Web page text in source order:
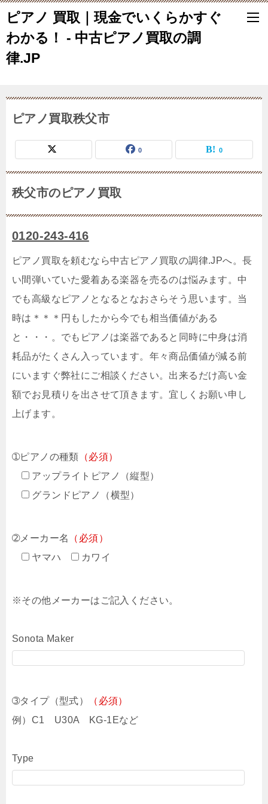
ピアノ 買取｜現金でいくらかすぐ
わかる！ - 中古ピアノ買取の調
律.JP
ピアノ買取秩父市
0 0
秩父市のピアノ買取
0120-243-416
ピアノ買取を頼むなら中古ピアノ買取の調律.JPへ。長
い間弾いていた愛着ある楽器を売るのは悩みます。中
でも高級なピアノとなるとなおさらそう思います。当
時は＊＊＊円もしたから今でも相当価値がある
と・・・。でもピアノは楽器であると同時に中身は消
耗品がたくさん入っています。年々商品価値が減る前
にいますぐ弊社にご相談ください。出来るだけ高い金
額でお見積りを出させて頂きます。宜しくお願い申し
上げます。
➀ピアノの種類 （必須）
アップライトピアノ（縦型）
グランドピアノ（横型）
➁メーカー名
（必須）
ヤマハ
カワイ
※その他メーカーはご記入ください。
Sonota Maker
➂タイプ（型式）
（必須）
例）C1 U30A KG-1Eなど
Type